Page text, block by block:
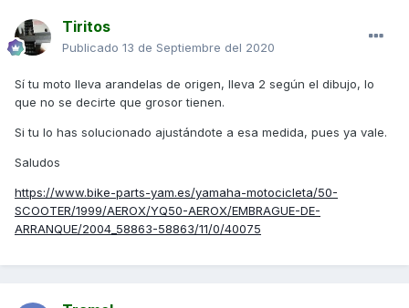
Tiritos
Publicado 13 de Septiembre del 2020
Sí tu moto lleva arandelas de origen, lleva 2 según el dibujo, lo
que no se decirte que grosor tienen.
Si tu lo has solucionado ajustándote a esa medida, pues ya vale.
Saludos
https://www.bike-parts-yam.es/yamaha-motocicleta/50-
SCOOTER/1999/AEROX/YQ50-AEROX/EMBRAGUE-DE-
ARRANQUE/2004_58863-58863/11/0/40075